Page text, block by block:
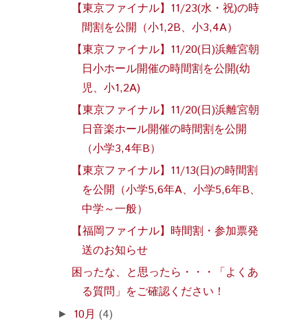
【東京ファイナル】11/23(水・祝)の時
間割を公開（小1,2B、小3,4A）
【東京ファイナル】11/20(日)浜離宮朝
日小ホール開催の時間割を公開(幼
児、小1,2A)
【東京ファイナル】11/20(日)浜離宮朝
日音楽ホール開催の時間割を公開
（小学3,4年B）
【東京ファイナル】11/13(日)の時間割
を公開（小学5,6年A、小学5,6年B、
中学～一般）
【福岡ファイナル】時間割・参加票発
送のお知らせ
困ったな、と思ったら・・・「よくあ
る質問」をご確認ください！
► 10月(4)